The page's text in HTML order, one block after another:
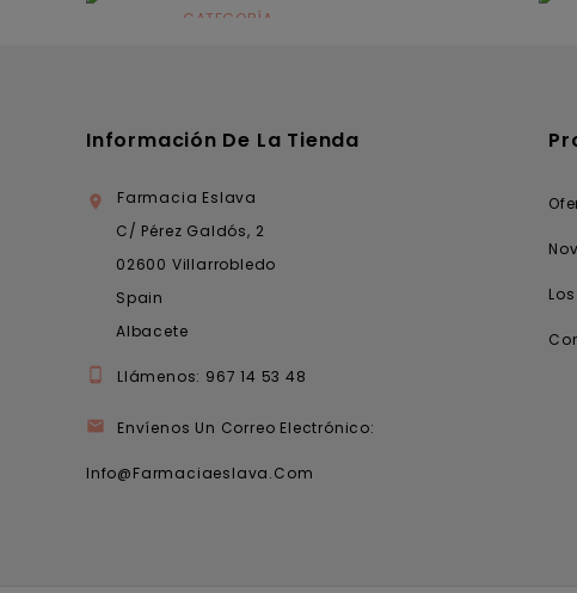
CATEGORÍA
Información De La Tienda

Farmacia Eslava
C/ Pérez Galdós, 2
02600 Villarrobledo
Spain
Albacete
 Llámenos: 967 14 53 48
 Envíenos Un Correo Electrónico:
Info@farmaciaeslava.com